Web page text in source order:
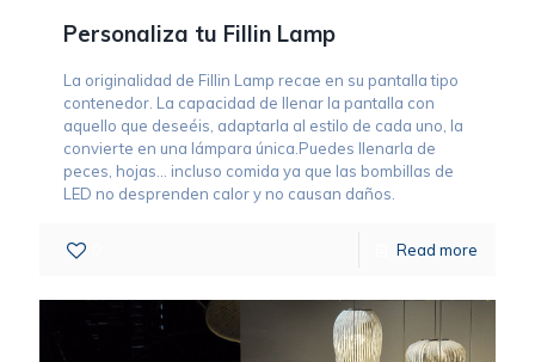
Personaliza tu Fillin Lamp
La originalidad de Fillin Lamp recae en su pantalla tipo
contenedor. La capacidad de llenar la pantalla con
aquello que deseéis, adaptarla al estilo de cada uno, la
convierte en una lámpara única.Puedes llenarla de
peces, hojas… incluso comida ya que las bombillas de
LED no desprenden calor y no causan daños.
Read more